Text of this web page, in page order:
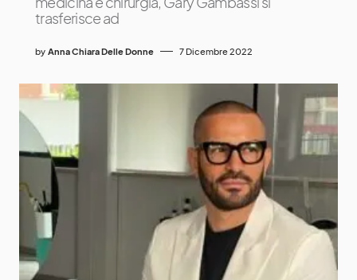
trasferisce ad
by Anna Chiara Delle Donne 7 Dicembre 2022